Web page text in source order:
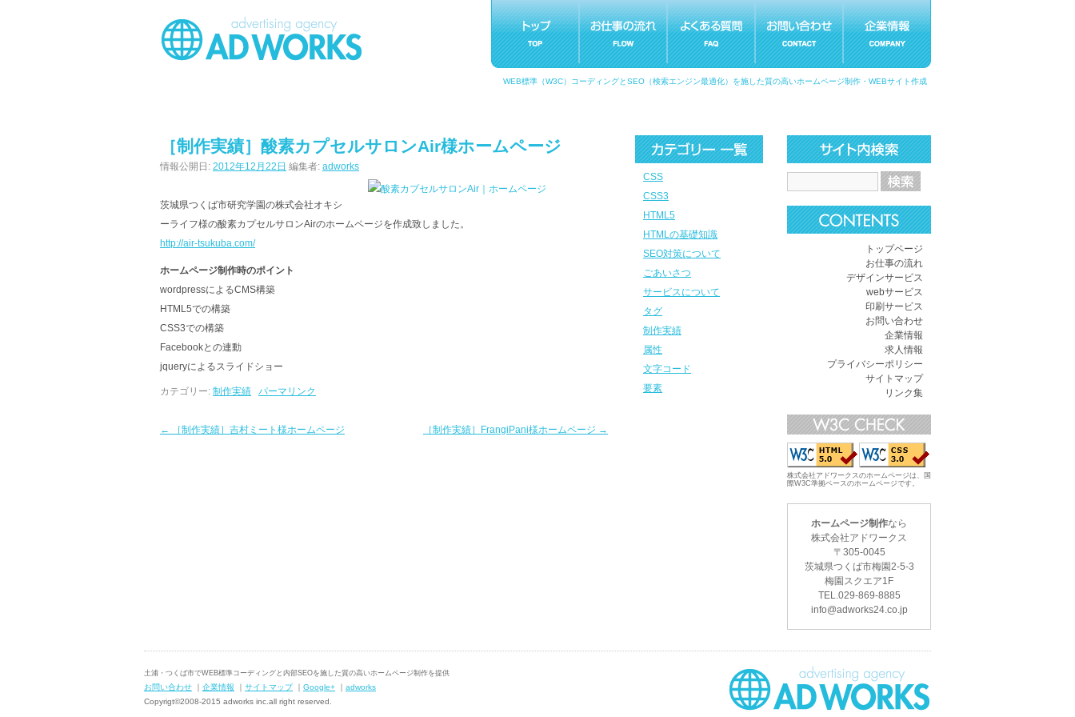
WEB標準（W3C）コーディングとSEO（検索エンジン最適化）を施した質の高いホームページ制作・WEBサイト作成
CSS
CSS3
HTML5
HTMLの基礎知識
SEO対策について
ごあいさつ
サービスについて
タグ
制作実績
属性
文字コード
要素
［制作実績］酸素カプセルサロンAir様ホームページ
情報公開日: 2012年12月22日 編集者: adworks
茨城県つくば市研究学園の株式会社オキシ
ーライフ様の酸素カプセルサロンAirのホームページを作成致しました。
http://air-tsukuba.com/
ホームページ制作時のポイント
wordpressによるCMS構築
HTML5での構築
CSS3での構築
Facebookとの連動
jqueryによるスライドショー
カテゴリー: 制作実績 パーマリンク
← ［制作実績］吉村ミート様ホームページ ［制作実績］FrangiPani様ホームページ →
トップページ
お仕事の流れ
デザインサービス
webサービス
印刷サービス
お問い合わせ
企業情報
求人情報
プライバシーポリシー
サイトマップ
リンク集
株式会社アドワークスのホームページは、国
際W3C準拠ベースのホームページです。
ホームページ制作なら
株式会社アドワークス
〒 305-0045
茨城県つくば市梅園2-5-3
梅園スクエア1F
TEL.029-869-8885
info@adworks24.co.jp
土浦・つくば市でWEB標準コーディングと内部SEOを施した質の高いホームページ制作を提供
お問い合わせ ｜ 企業情報 ｜ サイトマップ｜ Google+ ｜ adworks
Copyrigt©2008-2015 adworks inc.all right reserved.